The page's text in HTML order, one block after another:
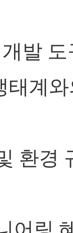
발
태계
환경